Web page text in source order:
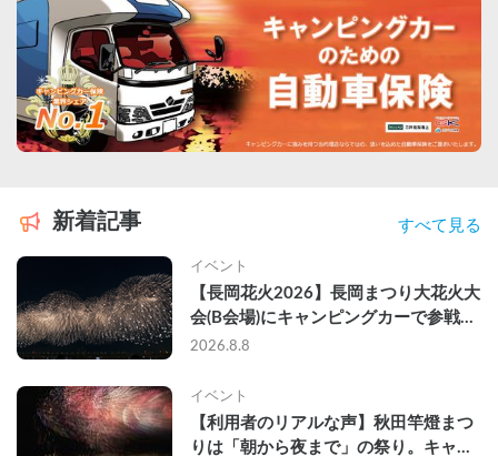
新着記事 すべて見る
イベント
【長岡花火2026】長岡まつり大花火大
会(B会場)にキャンピングカーで参戦し
て、長岡駅前で車中泊してきた
2026.8.8
イベント
【利用者のリアルな声】秋田竿燈まつ
りは「朝から夜まで」の祭り。キャン